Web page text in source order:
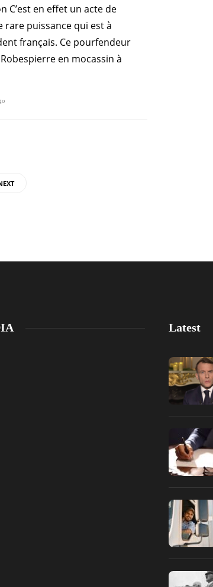
C’est en effet un acte de
rare puissance qui est à
français. Ce pourfendeur
en mocassin à
Latest